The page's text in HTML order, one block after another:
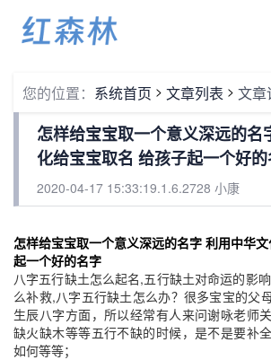
您的位置： 系统首页 > 文章列表 > 文章
怎样给宝宝取一个意义深远的名
化给宝宝取名 给孩子起一个好
2020-04-17 15:33:19.1.6.2728 小康
怎样给宝宝取一个意义深远的名字 利用中华
起一个好的名字
八字五行缺土怎么起名,五行缺土对命运的影
么补救,八字五行缺土怎么办？很多宝宝的父
生辰八字方面，所以经常有人来问谢咏老师
缺火缺木等等五行不缺的时候，是不是要补
如何等等；